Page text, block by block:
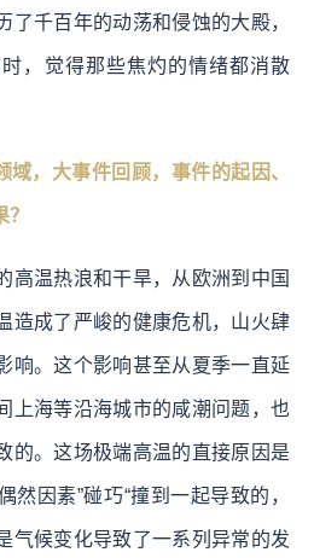
了千百年的动荡和侵蚀的大殿，
，觉得那些焦灼的情绪都消散
，大事件回顾，事件的起因、
高温热浪和干旱，从欧洲到中国
造成了严峻的健康危机，山火肆
响。这个影响甚至从夏季一直延
上海等沿海城市的咸潮问题，也
的。这场极端高温的直接原因是
然因素”碰巧“撞到一起导致的，
气候变化导致了一系列异常的发